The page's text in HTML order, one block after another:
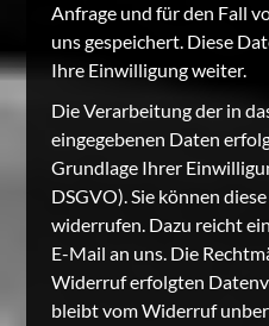
Anfrage und für den Fall
uns gespeichert. Diese
Ihre Einwilligung weiter.
Die Verarbeitung der in
eingegebenen Daten
Grundlage Ihrer
DSGVO). Sie können
widerrufen. Dazu reicht
E-Mail an uns. Die
Widerruf erfolgten
bleibt vom Widerruf